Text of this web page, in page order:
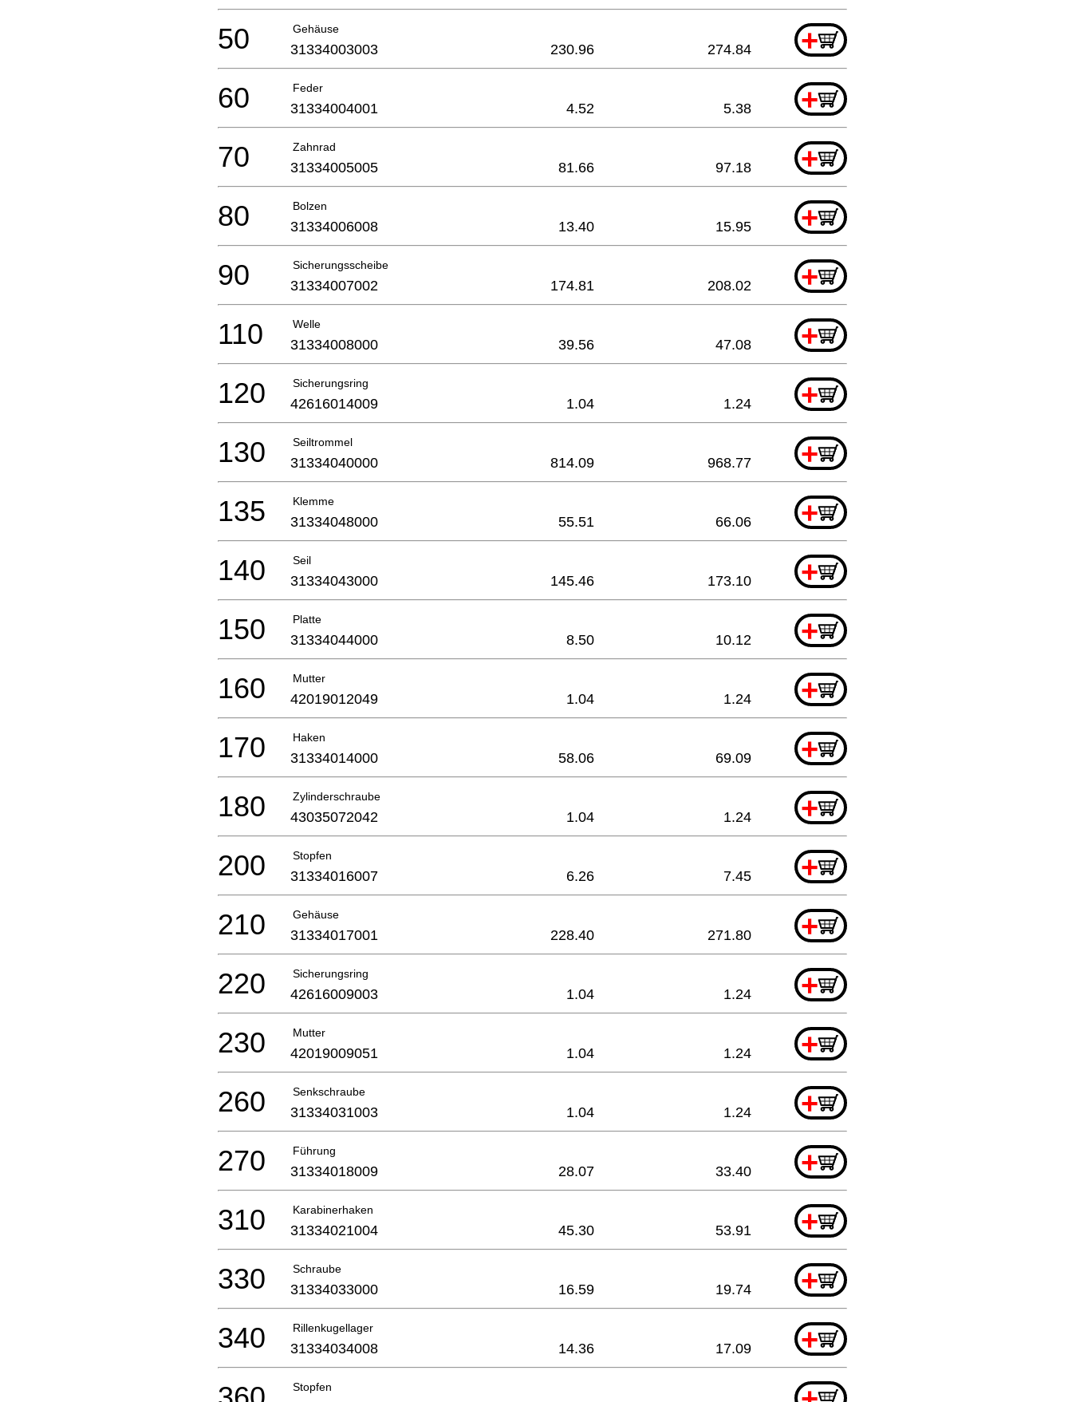
Gehäuse +
50 31334003003 230.96 274.84
Feder +
60 31334004001 4.52 5.38
Zahnrad +
70 31334005005 81.66 97.18
Bolzen +
80 31334006008 13.40 15.95
Sicherungsscheibe +
90 31334007002 174.81 208.02
Welle +
110 31334008000 39.56 47.08
Sicherungsring +
120 42616014009 1.04 1.24
Seiltrommel +
130 31334040000 814.09 968.77
Klemme +
135 31334048000 55.51 66.06
Seil +
140 31334043000 145.46 173.10
Platte +
150 31334044000 8.50 10.12
Mutter +
160 42019012049 1.04 1.24
Haken +
170 31334014000 58.06 69.09
Zylinderschraube +
180 43035072042 1.04 1.24
Stopfen +
200 31334016007 6.26 7.45
Gehäuse +
210 31334017001 228.40 271.80
Sicherungsring +
220 42616009003 1.04 1.24
Mutter +
230 42019009051 1.04 1.24
Senkschraube +
260 31334031003 1.04 1.24
Führung +
270 31334018009 28.07 33.40
Karabinerhaken +
310 31334021004 45.30 53.91
Schraube +
330 31334033000 16.59 19.74
Rillenkugellager +
340 31334034008 14.36 17.09
Stopfen